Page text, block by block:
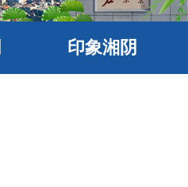
印象湘阴